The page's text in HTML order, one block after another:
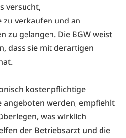
versucht,
verkaufen und an
zu gelangen. Die BGW weist
dass sie mit derartigen
kostenpflichtige
werden, empfiehlt
was wirklich
der Betriebsarzt und die